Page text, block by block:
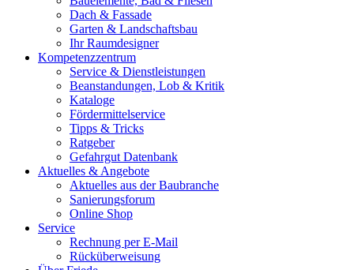
Dach & Fassade
Garten & Landschaftsbau
Ihr Raumdesigner
Kompetenzzentrum
Service & Dienstleistungen
Beanstandungen, Lob & Kritik
Kataloge
Fördermittelservice
Tipps & Tricks
Ratgeber
Gefahrgut Datenbank
Aktuelles & Angebote
Aktuelles aus der Baubranche
Sanierungsforum
Online Shop
Service
Rechnung per E-Mail
Rücküberweisung